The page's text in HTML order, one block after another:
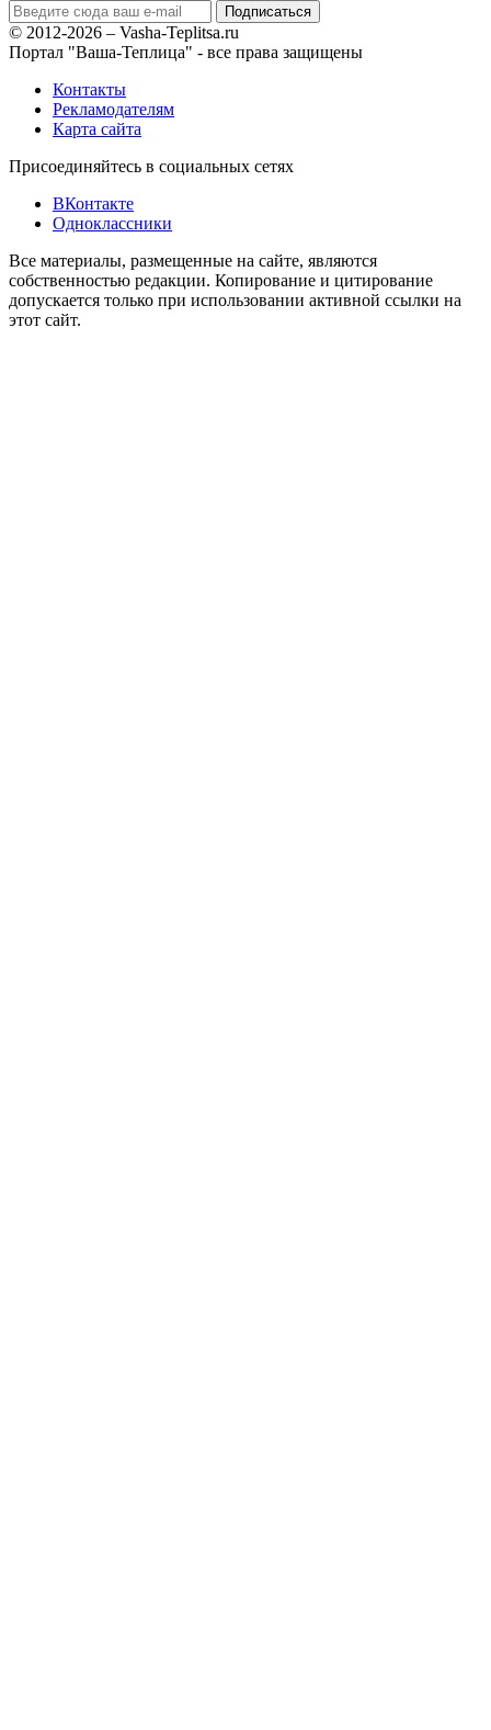
© 2012-2026 – Vasha-Teplitsa.ru
Портал "Ваша-Теплица" - все права защищены
Контакты
Рекламодателям
Карта сайта
Присоединяйтесь в социальных сетях
ВКонтакте
Одноклассники
Все материалы, размещенные на сайте, являются
собственностью редакции. Копирование и цитирование
допускается только при использовании активной ссылки на
этот сайт.